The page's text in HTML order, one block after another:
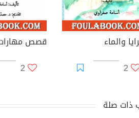
والماء
2
قصص مهارات
2
ذات صلة